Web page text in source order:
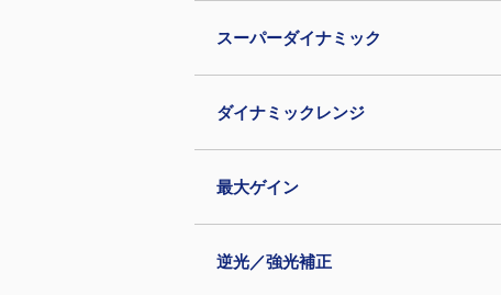
スーパーダイナミック
ダイナミックレンジ
最大ゲイン
逆光／強光補正